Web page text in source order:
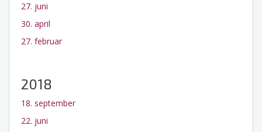
27. juni
30. april
27. februar
2018
18. september
22. juni